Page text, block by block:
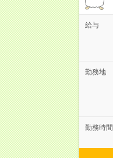
給与
勤務地
勤務時間